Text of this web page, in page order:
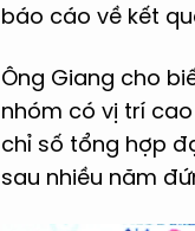
báo cáo về kết
Ông Giang cho
nhóm có vị trí
chỉ số tổng hợp
sau nhiều năm